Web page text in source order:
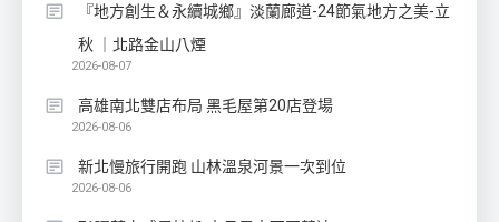
『地方創生＆永續城鄉』淡蘭廊道-24節氣地方之美-立
秋 ｜北路金山八煙
2026-08-07
高雄南北雙店布局 黑毛屋第20店登場
2026-08-06
新北慢旅行開跑 山林溫泉河景一次到位
2026-08-06